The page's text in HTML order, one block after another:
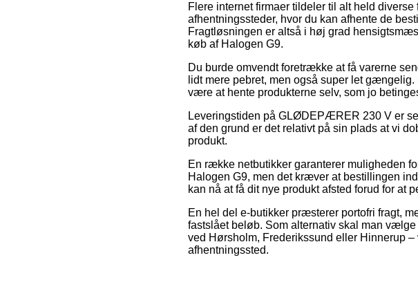
Flere internet firmaer tildeler til alt held
afhentningssteder, hvor du kan afhente de
Fragtløsningen er altså i høj grad
køb af Halogen G9.
Du burde omvendt foretrække at få varerne
lidt mere pebret, men også super let
være at hente produkterne selv, som jo
Leveringstiden på GLØDEPÆRER 230 V er
af den grund er det relativt på sin plads at vi
produkt.
En række netbutikker garanterer muligheden
Halogen G9, men det kræver at bestillingen
kan nå at få dit nye produkt afsted forud for at
En hel del e-butikker præsterer portofri fragt,
fastslået beløb. Som alternativ skal man
ved Hørsholm, Frederikssund eller Hinnerup
afhentningssted.